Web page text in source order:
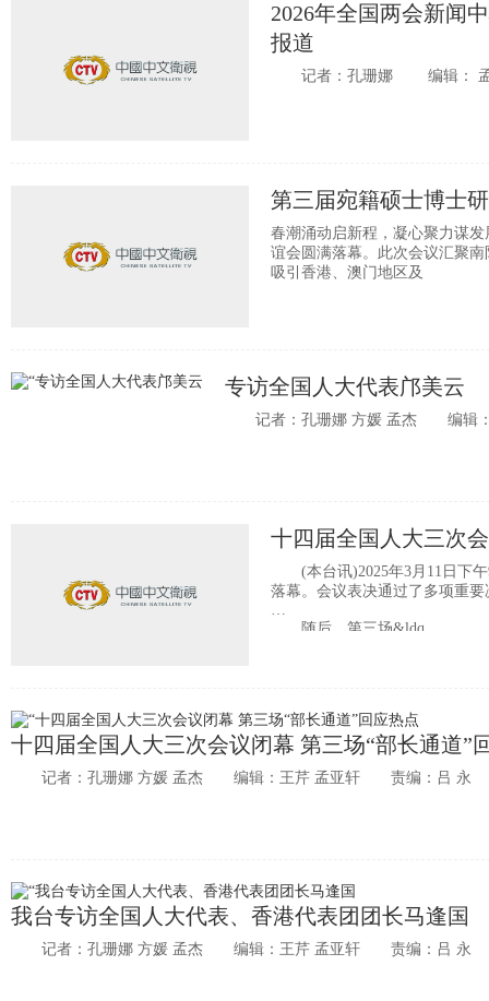
2026年全国两会新闻
报道
记者：孔珊娜 编辑：
第三届宛籍硕士博士
春潮涌动启新程，凝心聚力谋
谊会圆满落幕。此次会议汇聚
吸引香港、澳门地区及
专访全国人大代表邝美云
记者：孔珊娜 方媛 孟杰 编辑
十四届全国人大三次
(本台讯)2025年3月11日下午
落幕。会议表决通过了多项重
随后，第三场&ldq
十四届全国人大三次会议闭幕 第三场“部长通道”
记者：孔珊娜 方媛 孟杰 编辑：王芹 孟亚轩 责编：吕 永
我台专访全国人大代表、香港代表团团长马逢国
记者：孔珊娜 方媛 孟杰 编辑：王芹 孟亚轩 责编：吕 永